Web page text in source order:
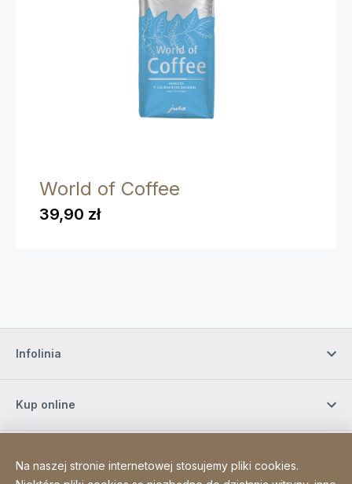
World of Coffee
39,90 zł
Infolinia
Kup online
Na naszej stronie internetowej stosujemy pliki cookies.